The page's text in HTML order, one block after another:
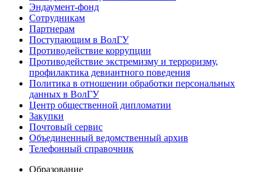
Эндаумент-фонд
Сотрудникам
Партнерам
Поступающим в ВолГУ
Противодействие коррупции
Противодействие экстремизму и терроризму,
профилактика девиантного поведения
Политика в отношении обработки персональных
данных в ВолГУ
Центр общественной дипломатии
Закупки
Почтовый сервис
Объединенный ведомственный архив
Телефонный справочник
Образование